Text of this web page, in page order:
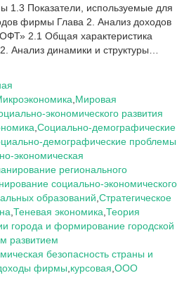
1.3 Показатели, используемые для
фирмы Глава 2. Анализ доходов
2.1 Общая характеристика
динамики и структуры…
Мировая
экономического развития
Социально-демографические
демографические проблемы
экономическая
регионального
социально-экономического
образований Стратегическое
Теневая экономика Теория
города и формирование городской
развитием
безопасность страны и
фирмы курсовая ООО